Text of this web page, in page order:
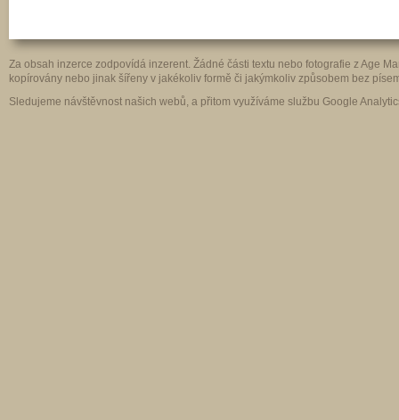
Za obsah inzerce zodpovídá inzerent. Žádné části textu nebo fotografie z Age
kopírovány nebo jinak šířeny v jakékoliv formě či jakýmkoliv způsobem bez
Sledujeme návštěvnost našich webů, a přitom využíváme službu Google